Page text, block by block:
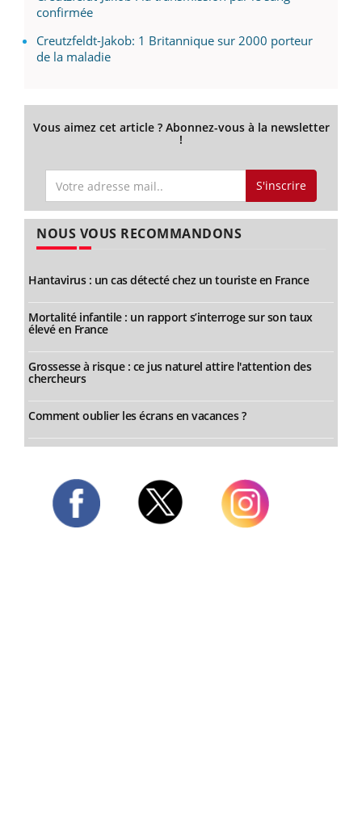
confirmée
Creutzfeldt-Jakob: 1 Britannique sur 2000 porteur
de la maladie
Vous aimez cet article ? Abonnez-vous à la newsletter
!
S'inscrire
NOUS VOUS RECOMMANDONS
Hantavirus : un cas détecté chez un touriste en France
Mortalité infantile : un rapport s’interroge sur son taux
élevé en France
Grossesse à risque : ce jus naturel attire l'attention des
chercheurs
Comment oublier les écrans en vacances ?